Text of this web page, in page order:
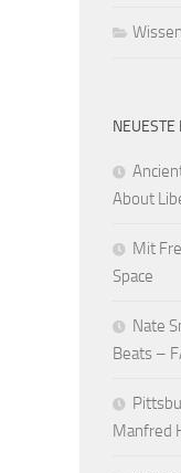
Wissen
NEUESTE
About
Mit
Space
Nate
Beats –
Manfred